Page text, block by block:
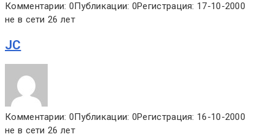
Комментарии: 0 Публикации: 0Регистрация: 17-10-2000
не в сети 26 лет
JC
Комментарии: 0 Публикации: 0Регистрация: 16-10-2000
не в сети 26 лет